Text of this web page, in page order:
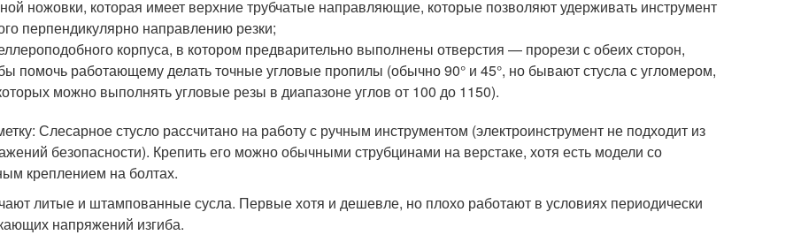
ножовки, которая имеет верхние трубчатые направляющие, которые позволяют удерживать инструмент
перпендикулярно направлению резки;
корпуса, в котором предварительно выполнены отверстия — прорези с обеих сторон,
помочь работающему делать точные угловые пропилы (обычно 90° и 45°, но бывают стусла с угломером,
можно выполнять угловые резы в диапазоне углов от 100 до 1150).
Слесарное стусло рассчитано на работу с ручным инструментом (электроинструмент не подходит из
безопасности). Крепить его можно обычными струбцинами на верстаке, хотя есть модели со
креплением на болтах.
литые и штампованные сусла. Первые хотя и дешевле, но плохо работают в условиях периодически
напряжений изгиба.